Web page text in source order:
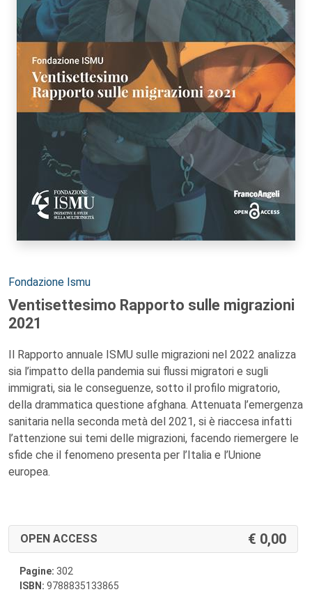
Autori:
Fondazione Ismu
Ventisettesimo Rapporto sulle migrazioni
2021
Il Rapporto annuale ISMU sulle migrazioni nel 2022 analizza
sia l’impatto della pandemia sui flussi migratori e sugli
immigrati, sia le conseguenze, sotto il profilo migratorio,
della drammatica questione afghana. Attenuata l’emergenza
sanitaria nella seconda metà del 2021, si è riaccesa infatti
l’attenzione sui temi delle migrazioni, facendo riemergere le
sfide che il fenomeno presenta per l’Italia e l’Unione
europea.
OPEN ACCESS 0,00
Pagine: 302
ISBN: 9788835133865